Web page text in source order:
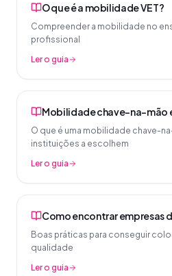
O que é a mobilidade VET?
Compreender a mobilidade no
profissional
Ler o guia
Mobilidade chave-na-mão
O que é uma mobilidade chave-
instituições a escolhem
Ler o guia
Como encontrar empresas
Boas práticas para conseguir
qualidade
Ler o guia